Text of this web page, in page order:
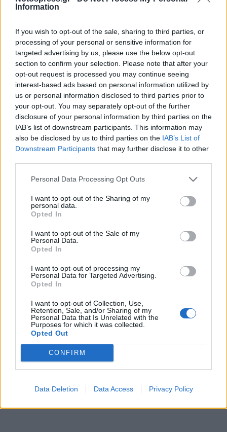
Information
If you wish to opt-out of the sale, sharing to third parties, or
processing of your personal or sensitive information for
targeted advertising by us, please use the below opt-out
section to confirm your selection. Please note that after your
opt-out request is processed you may continue seeing
interest-based ads based on personal information utilized by
us or personal information disclosed to third parties prior to
your opt-out. You may separately opt-out of the further
disclosure of your personal information by third parties on the
IAB’s list of downstream participants. This information may
also be disclosed by us to third parties on the IAB’s List of
Downstream Participants that may further disclose it to other
Personal Data Processing Opt Outs
I want to opt-out of the Sharing of my
personal data.
Opted In
I want to opt-out of the Sale of my
Personal Data.
Opted In
I want to opt-out of processing my
Personal Data for Targeted Advertising.
Opted In
I want to opt-out of Collection, Use,
Retention, Sale, and/or Sharing of my
Personal Data that Is Unrelated with the
Purposes for which it was collected.
Opted Out
CONFIRM
Data Deletion Data Access Privacy Policy
δολοφονία, σύμφωνα με τη
Ακολουθήστε τοnotospress.grστο Google News και
μάθετε πρώτοιόλες τις ειδήσεις
TAGS: ΗΠΑ ΔΟΛΟΦΟΝΟΣ
ΦΛΟΡΙΝΤΑ
ΘΑΝΑΤΙΚΗ ΠΟΙΝΗ
ΔΙΚΑΣΤΗΡΙΟ ΚΟΣΜΟΣ